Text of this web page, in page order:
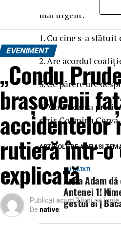
mai urgent:
1. Cu cine s-a
2. Are acordul
3. Ce părere are
4. Modificarea
scris Cosmina Cerva.
ARTICOLE PE ACEIASI
NU RATATI
Anda Adam
Antenei 1!
gestul ei |
studiate și cu mult peste
că, dincolo de stilul de
fără ajutor specializat.
EVENIMENT
„Condu
brașovenii
accidentelor
rutieră într-o
explicată
Publicat acum 2 luni pe iunie
De native